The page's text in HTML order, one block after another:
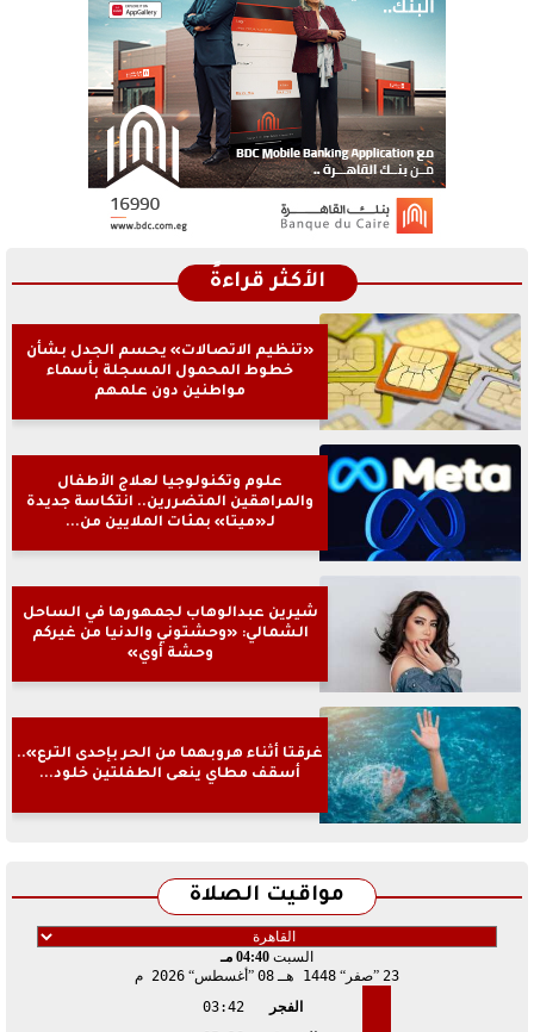
الأكثر قراءةً
«تنظيم الاتصالات» يحسم الجدل بشأن
خطوط المحمول المسجلة بأسماء
مواطنين دون علمهم
علوم وتكنولوجيا لعلاج الأطفال
والمراهقين المتضررين.. انتكاسة جديدة
لـ«ميتا» بمئات الملايين من...
شيرين عبدالوهاب لجمهورها في الساحل
الشمالي: «وحشتوني والدنيا من غيركم
وحشة أوي»
غرقتا أثناء هروبهما من الحر بإحدى الترع»..
أسقف مطاي ينعى الطفلتين خلود...
مواقيت الصلاة
السبت 04:40 مـ
23 صفر 1448 هـ 08 أغسطس 2026 م
الفجر
03:42